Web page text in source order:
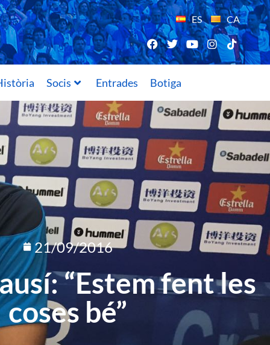
ES CA
Socis Entrades Botiga
21/09/2016
“Estem fent les
coses bé”